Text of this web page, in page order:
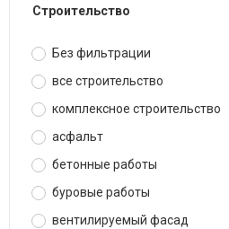
строительство
Без фильтрации
все строительство
комплексное строительство
асфальт
бетонные работы
буровые работы
вентилируемый фасад